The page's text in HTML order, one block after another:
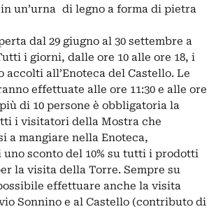
in un’urna di legno a forma di pietra
dal 29 giugno al 30 settembre a
i giorni, dalle ore 10 alle ore 18, i
all’Enoteca del Castello. Le
effettuate alle ore 11:30 e alle ore
di 10 persone è obbligatoria la
i visitatori della Mostra che
a mangiare nella Enoteca,
sconto del 10% su tutti i prodotti
la visita della Torre. Sempre su
effettuare anche la visita
Sonnino e al Castello (contributo di